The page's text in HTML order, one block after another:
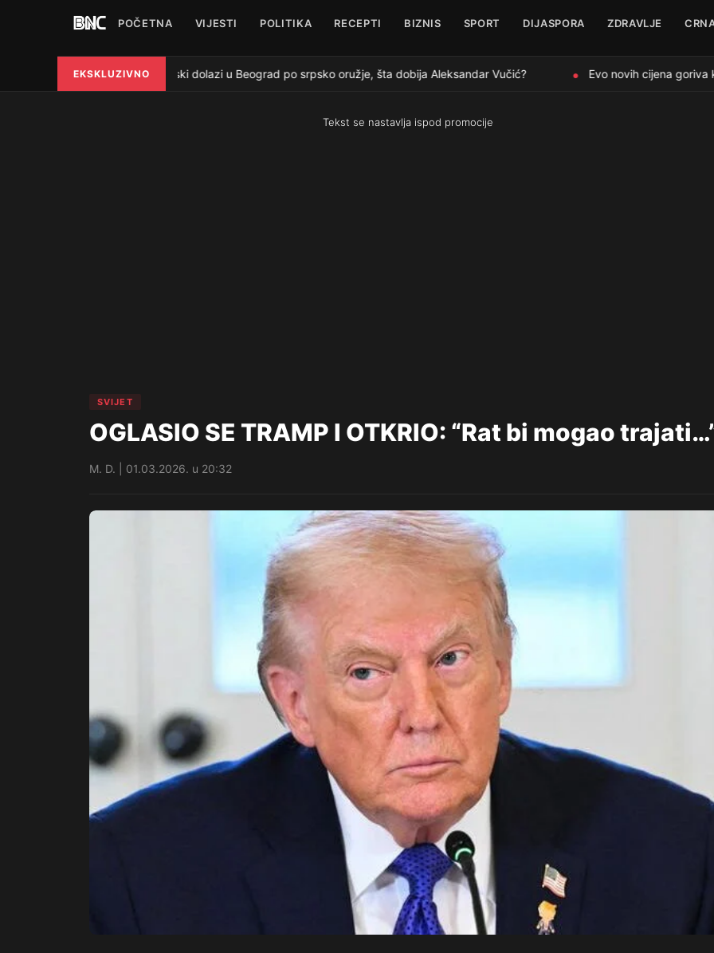
POČETNA VIJESTI POLITIKA RECEPTI BIZNIS SPORT DIJASPORA ZDRAVLJE
EKSKLUZIVNO
● Zelenski dolazi u Beograd po srpsko oružje, šta dobija Aleksandar Vučić? Evo novih cijena goriva
Tekst se nastavlja ispod promocije
SVIJET
OGLASIO SE TRAMP I OTKRIO: “Rat bi mogao
M. D. | 01.03.2026. u 20:32